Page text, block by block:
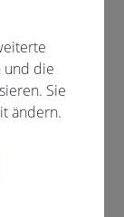
und die
Sie
ändern.